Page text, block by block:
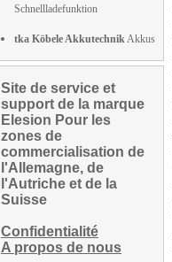
Schnellladefunktion
tka Köbele AkkutechnikAkkus
Site de service et
support de la marque
Elesion Pour les
zones de
commercialisation de
l'Allemagne, de
l'Autriche et de la
Suisse
Confidentialité
A propos de nous